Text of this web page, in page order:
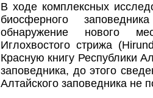
В ходе комплексных
биосферного
обнаружение нового
Иглохвостого стрижа
Красную книгу Республики
заповедника, до этого
Алтайского заповедника не